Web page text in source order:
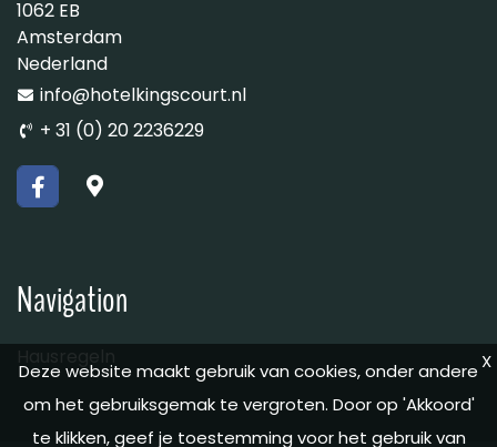
1062 EB
Amsterdam
Nederland
info@hotelkingscourt.nl
+ 31 (0) 20 2236229
Navigation
Deze website maakt gebruik van cookies, onder andere
om het gebruiksgemak te vergroten. Door op 'Akkoord'
te klikken, geef je toestemming voor het gebruik van
X